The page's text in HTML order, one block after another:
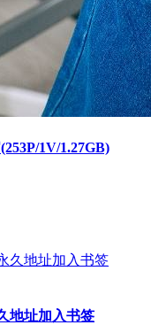
1V/1.27GB)
地址加入书签